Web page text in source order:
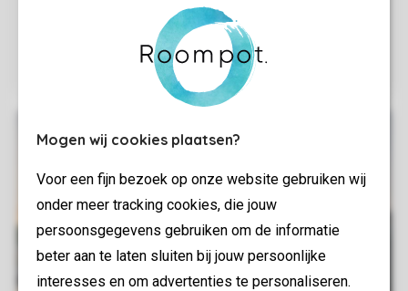
Mogen wij cookies plaatsen?
Voor een fijn bezoek op onze website gebruiken wij
onder meer tracking cookies, die jouw
persoonsgegevens gebruiken om de informatie
beter aan te laten sluiten bij jouw persoonlijke
interesses en om advertenties te personaliseren.